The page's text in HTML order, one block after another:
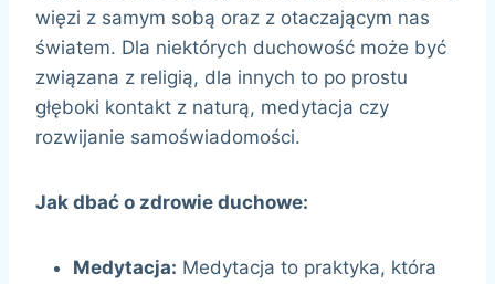
więzi z samym sobą oraz z otaczającym nas
światem. Dla niektórych duchowość może być
związana z religią, dla innych to po prostu
głęboki kontakt z naturą, medytacja czy
rozwijanie samoświadomości.
Jak dbać o zdrowie duchowe:
Medytacja: Medytacja to praktyka, która